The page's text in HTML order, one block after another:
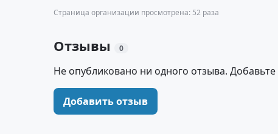
Страница организации просмотрена: 52 раза
Отзывы 0
Не опубликовано ни одного отзыва.
Добавить отзыв